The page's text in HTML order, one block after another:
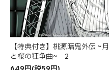
【特典付き】桃源暗鬼外伝 ~月
と桜の狂争曲~ 2